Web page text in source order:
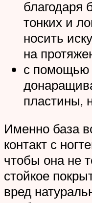
благодаря
тонких и
носить
на
с помощью
пластины,
Именно база
контакт с
чтобы она не
стойкое
вред